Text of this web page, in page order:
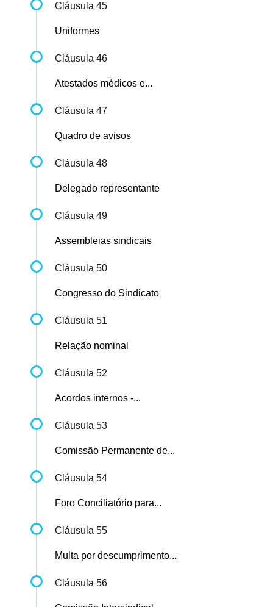
Cláusula 45
Uniformes
Cláusula 46
Atestados médicos e...
Cláusula 47
Quadro de avisos
Cláusula 48
Delegado representante
Cláusula 49
Assembleias sindicais
Cláusula 50
Congresso do Sindicato
Cláusula 51
Relação nominal
Cláusula 52
Acordos internos -...
Cláusula 53
Comissão Permanente de...
Cláusula 54
Foro Conciliatório para...
Cláusula 55
Multa por descumprimento...
Cláusula 56